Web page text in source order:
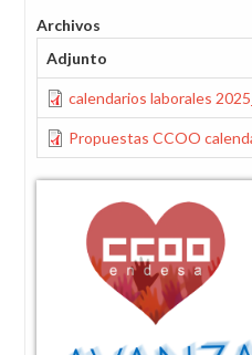
Archivos
Adjunto
calendarios laborales
Propuestas CCOO